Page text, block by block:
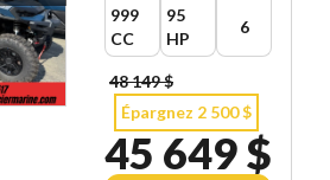
999
CC
95
HP
6
48 149 $
Épargnez 2 500 $
45 649 $